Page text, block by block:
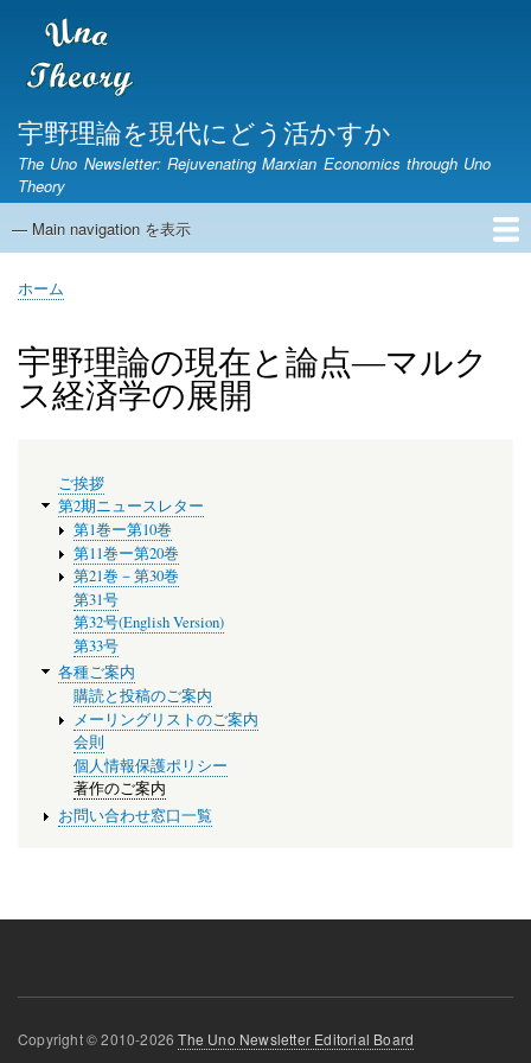
ン
テ
ン
移
宇野理論を現代にどう活かすか
The Uno Newsletter: Rejuvenating Marxian Economics through Uno
Theory
Main
— Main navigation を表示
ホーム
ニュースレター
宇野弘蔵没後30年研究集会
第1期ニュースレター
English Page
パ
く
ず
ホーム
宇野理論の現在と論点―マルク
ス経済学の展開
ニ
ュ
ー
ご挨拶
第2期ニュースレター
第1巻ー第10巻
第11巻ー第20巻
第21巻－第30巻
第31号
第32号(English Version)
第33号
各種ご案内
購読と投稿のご案内
メーリングリストのご案内
会則
個人情報保護ポリシー
著作のご案内
お問い合わせ窓口一覧
Copyright © 2010-2026The Uno Newsletter Editorial Board